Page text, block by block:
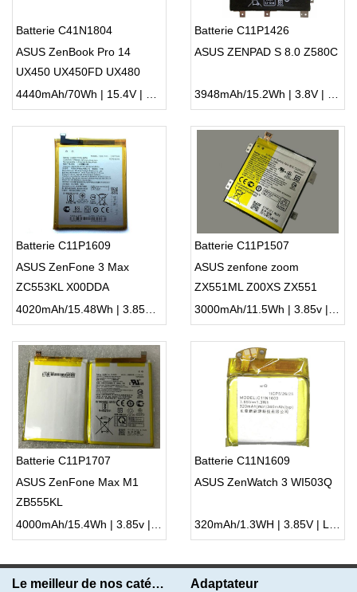
Batterie C41N1804
ASUS ZenBook Pro 14
UX450 UX450FD UX480
UX480FD
4440mAh/70Wh | 15.4V | Li-ion ...
Batterie C11P1426
ASUS ZENPAD S 8.0 Z580C
3948mAh/15.2Wh | 3.8V | Li-ion ...
Batterie C11P1609
ASUS ZenFone 3 Max
ZC553KL X00DDA
4020mAh/15.48Wh | 3.85V | Li-ion ...
Batterie C11P1507
ASUS zenfone zoom
ZX551ML Z00XS ZX551
Z00XSB
3000mAh/11.5Wh | 3.85v | Li-ion ...
Batterie C11P1707
ASUS ZenFone Max M1
ZB555KL
4000mAh/15.4Wh | 3.85v | Li-ion ...
Batterie C11N1609
ASUS ZenWatch 3 WI503Q
320mAh/1.3WH | 3.85V | Li-ion ...
Le meilleur de nos catégories Adaptateur